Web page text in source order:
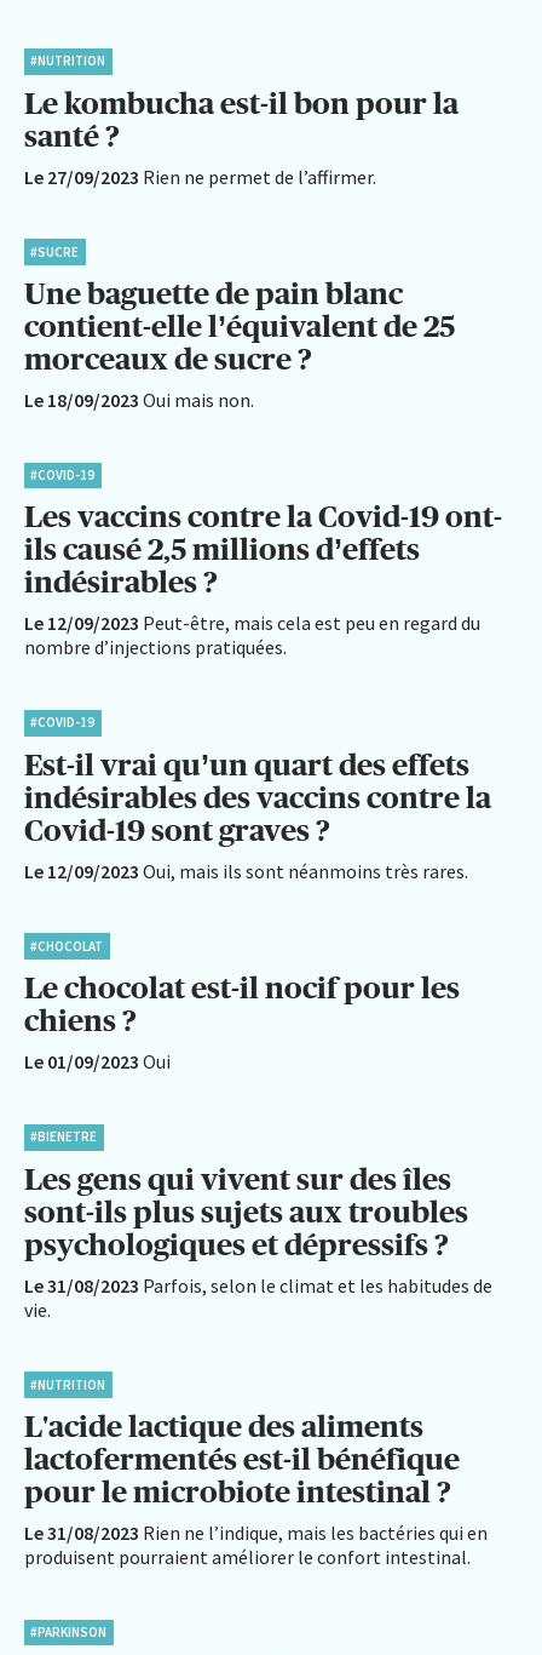
#NUTRITION
Le kombucha est-il bon pour la
santé ?
Le 27/09/2023 Rien ne permet de l’affirmer.
#SUCRE
Une baguette de pain blanc
contient-elle l’équivalent de 25
morceaux de sucre ?
Le 18/09/2023 Oui mais non.
#COVID-19
Les vaccins contre la Covid-19 ont-
ils causé 2,5 millions d’effets
indésirables ?
Le 12/09/2023 Peut-être, mais cela est peu en regard du
nombre d’injections pratiquées.
#COVID-19
Est-il vrai qu’un quart des effets
indésirables des vaccins contre la
Covid-19 sont graves ?
Le 12/09/2023 Oui, mais ils sont néanmoins très rares.
#CHOCOLAT
Le chocolat est-il nocif pour les
chiens ?
Le 01/09/2023 Oui
#BIENETRE
Les gens qui vivent sur des îles
sont-ils plus sujets aux troubles
psychologiques et dépressifs ?
Le 31/08/2023 Parfois, selon le climat et les habitudes de
vie.
#NUTRITION
L'acide lactique des aliments
lactofermentés est-il bénéfique
pour le microbiote intestinal ?
Le 31/08/2023 Rien ne l’indique, mais les bactéries qui en
produisent pourraient améliorer le confort intestinal.
#PARKINSON